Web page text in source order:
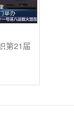
第21届